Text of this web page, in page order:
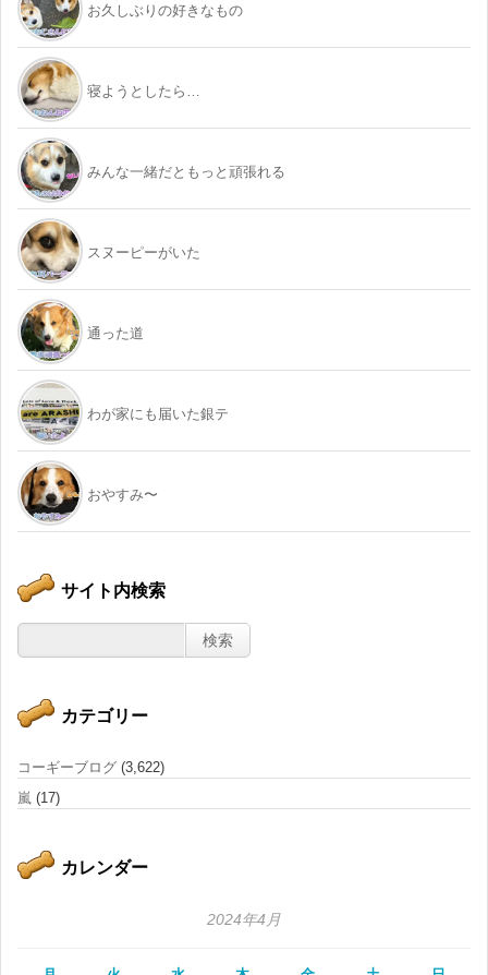
お久しぶりの好きなもの
寝ようとしたら…
みんな一緒だともっと頑張れる
スヌーピーがいた
通った道
わが家にも届いた銀テ
おやすみ〜
サイト内検索
カテゴリー
コーギーブログ (3,622)
嵐 (17)
カレンダー
2024年4月